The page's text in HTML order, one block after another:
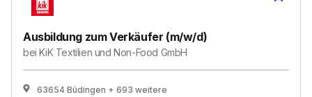
Ausbildung zum Verkäufer (m/w/d)
beiKiK Textilien und Non-Food GmbH
63654 Büdingen + 693 weitere